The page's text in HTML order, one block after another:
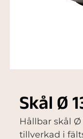
Skål Ø
Hållbar skål Ø
tillverkad i